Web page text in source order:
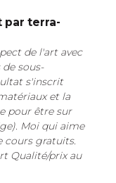
de l'art avec
sous-
s'inscrit
et la
pour être sur
Moi qui aime
cours gratuits.
Qualité/prix au